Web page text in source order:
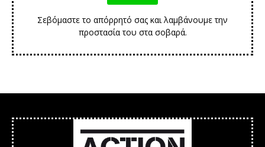
Σεβόμαστε το απόρρητό σας και λαμβάνουμε την
προστασία του στα σοβαρά.